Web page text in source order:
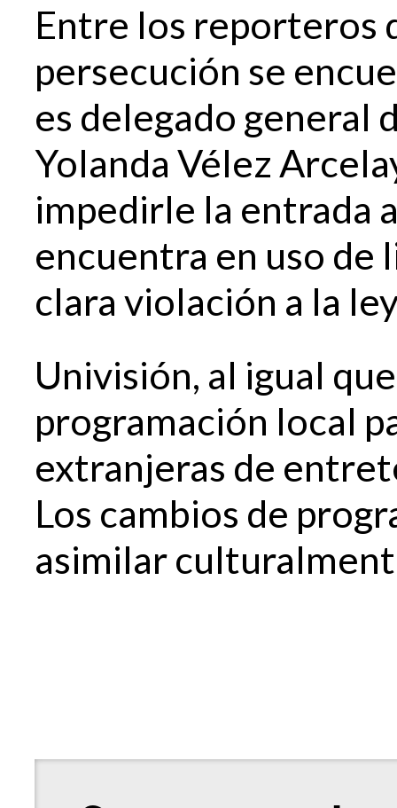
Entre los reporteros
persecución se
es delegado general
Yolanda Vélez
impedirle la entrada
encuentra en uso de
clara violación a la
Univisión, al igual
programación local
extranjeras de
Los cambios de
asimilar